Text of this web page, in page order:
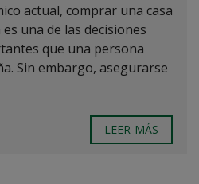
actual, comprar una casa
una de las decisiones
que una persona
Sin embargo, asegurarse
LEER MÁS